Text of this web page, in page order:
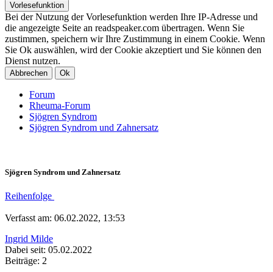
Vorlesefunktion
Bei der Nutzung der Vorlesefunktion werden Ihre IP-Adresse und
die angezeigte Seite an readspeaker.com übertragen. Wenn Sie
zustimmen, speichern wir Ihre Zustimmung in einem Cookie. Wenn
Sie Ok auswählen, wird der Cookie akzeptiert und Sie können den
Dienst nutzen.
Abbrechen Ok
Forum
Rheuma-Forum
Sjögren Syndrom
Sjögren Syndrom und Zahnersatz
Sjögren Syndrom und Zahnersatz
Reihenfolge
Verfasst am: 06.02.2022, 13:53
Ingrid Milde
Dabei seit: 05.02.2022
Beiträge: 2